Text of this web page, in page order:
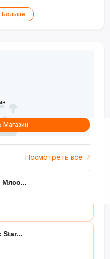
для бережного
одежды с
Больше
Посмотреть все
Мясо...
Star...
Магазин